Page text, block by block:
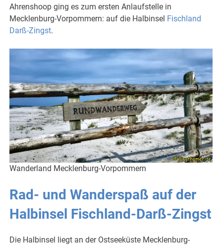
Ahrenshoop ging es zum ersten Anlaufstelle in
Mecklenburg-Vorpommern: auf die Halbinsel Fischland
Darß-Zingst.
Wanderland Mecklenburg-Vorpommern
Rad- und Wanderspaß auf der
Halbinsel Fischland-Darß-Zingst
Die Halbinsel liegt an der Ostseeküste Mecklenburg-